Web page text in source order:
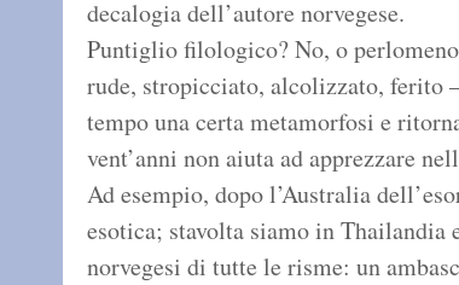
decalogia dell’autore norvegese.
Puntiglio filologico? No, o
rude, stropicciato, alcolizzato, ferito
tempo una certa metamorfosi e
vent’anni non aiuta ad apprezzare
Ad esempio, dopo l’Australia
esotica; stavolta siamo in
norvegesi di tutte le risme: un